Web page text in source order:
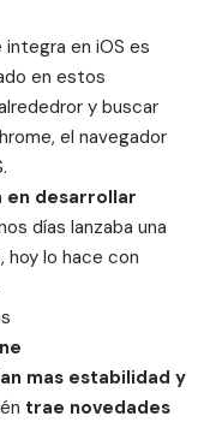
en iOS es
en estos
y buscar
el navegador
en desarrollar
días lanzaba una
, hoy lo hace con
mas estabilidad y
trae novedades